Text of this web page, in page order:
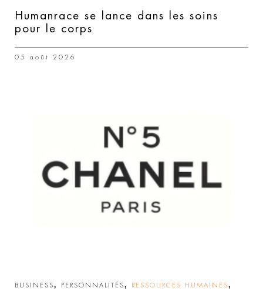
Humanrace se lance dans les soins
pour le corps
05 août 2026
BUSINESS, PERSONNALITÉS, RESSOURCES HUMAINES,